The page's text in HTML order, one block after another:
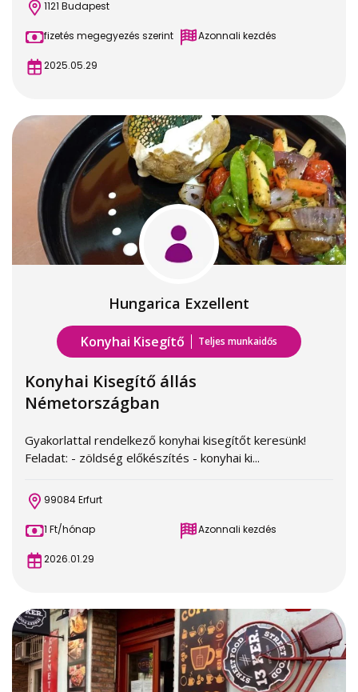
1121 Budapest
fizetés megegyezés szerint Azonnali kezdés
2025.05.29
Hungarica Exzellent
Konyhai Kisegítő Teljes munkaidős
Konyhai Kisegítő állás
Németországban
Gyakorlattal rendelkező konyhai kisegítőt keresünk!
Feladat: - zöldség előkészítés - konyhai ki...
99084 Erfurt
1 Ft/hónap Azonnali kezdés
2026.01.29